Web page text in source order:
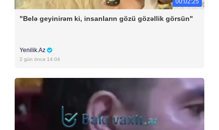
00:02:25
"Belə geyinirəm ki, insanların gözü gözəllik görsün"
Yenilik.Az
2 gün öncə 14:04